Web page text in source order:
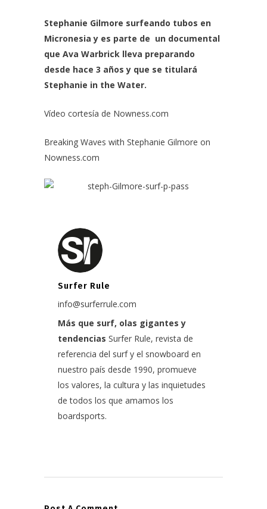
Stephanie Gilmore surfeando tubos en
Micronesia y es parte de un documental
que Ava Warbrick lleva preparando
desde hace 3 años y que se titulará
Stephanie in the Water.
Vídeo cortesía de Nowness.com
Breaking Waves with Stephanie Gilmore on
Nowness.com
Surfer Rule
info@surferrule.com
Más que surf, olas gigantes y
tendencias Surfer Rule, revista de
referencia del surf y el snowboard en
nuestro país desde 1990, promueve
los valores, la cultura y las inquietudes
de todos los que amamos los
boardsports.